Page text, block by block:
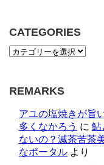
CATEGORIES
REMARKS
アユの塩焼きが旨
多くなかろう に 鮎
ないの？滅茶苦茶
なポータル より